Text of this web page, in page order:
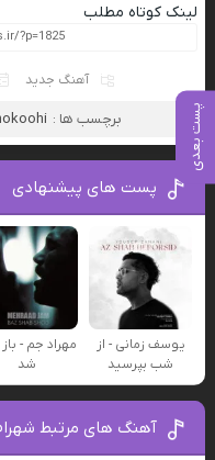
پست بعدی
لینک کوتاه مطلب
آهنگ جدید
برچسب ها :
پست های پیشنهادی
یوسف زمانی - از
شب بپرسید
مهراد جم -
شد
آهنگ های مرتبط